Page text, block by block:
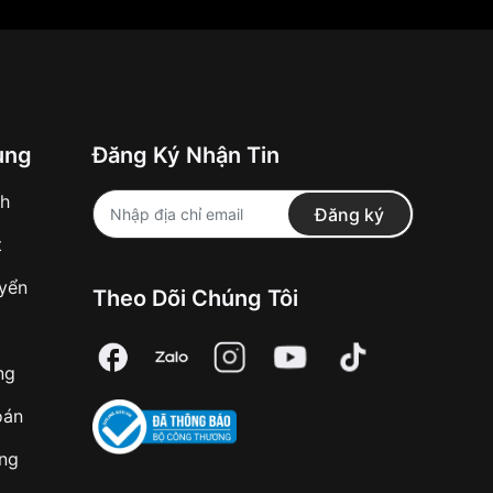
Đăng Ký Nhận Tin
Đăng ký
Theo Dõi Chúng Tôi